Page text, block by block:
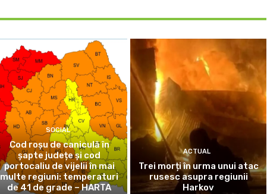
SOCIAL
Cod roșu de caniculă în
șapte județe și cod
portocaliu de vijelii în mai
multe regiuni: temperaturi
de 41 de grade – HARTA
ACTUAL
Trei morți în urma unui atac
rusesc asupra regiunii
Harkov